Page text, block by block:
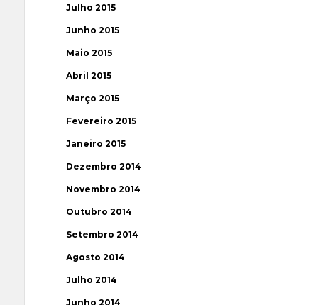
Julho 2015
Junho 2015
Maio 2015
Abril 2015
Março 2015
Fevereiro 2015
Janeiro 2015
Dezembro 2014
Novembro 2014
Outubro 2014
Setembro 2014
Agosto 2014
Julho 2014
Junho 2014